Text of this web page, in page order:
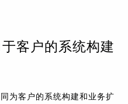
客户的系统构建
为客户的系统构建和业务扩